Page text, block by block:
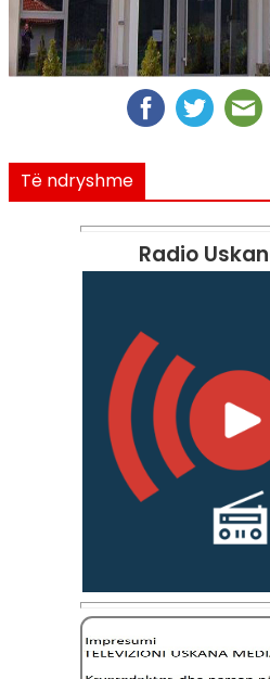
Të ndryshme
Radio